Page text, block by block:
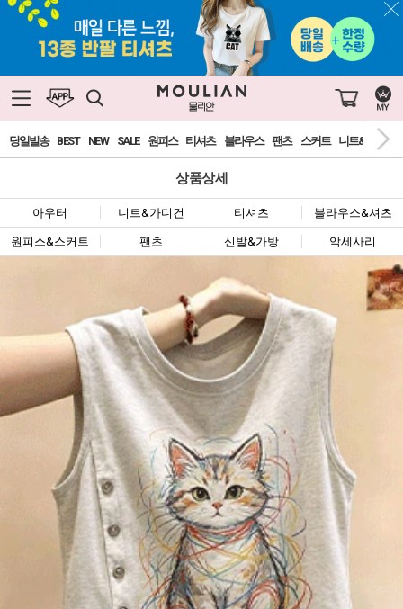
당일발송 BEST NEW SALE 원피스 티셔츠 블라우스 팬츠 스커트 니트&가디건
상품상세
아우터 니트&가디건 티셔츠 블라우스&셔츠
원피스&스커트 팬츠 신발&가방 악세사리